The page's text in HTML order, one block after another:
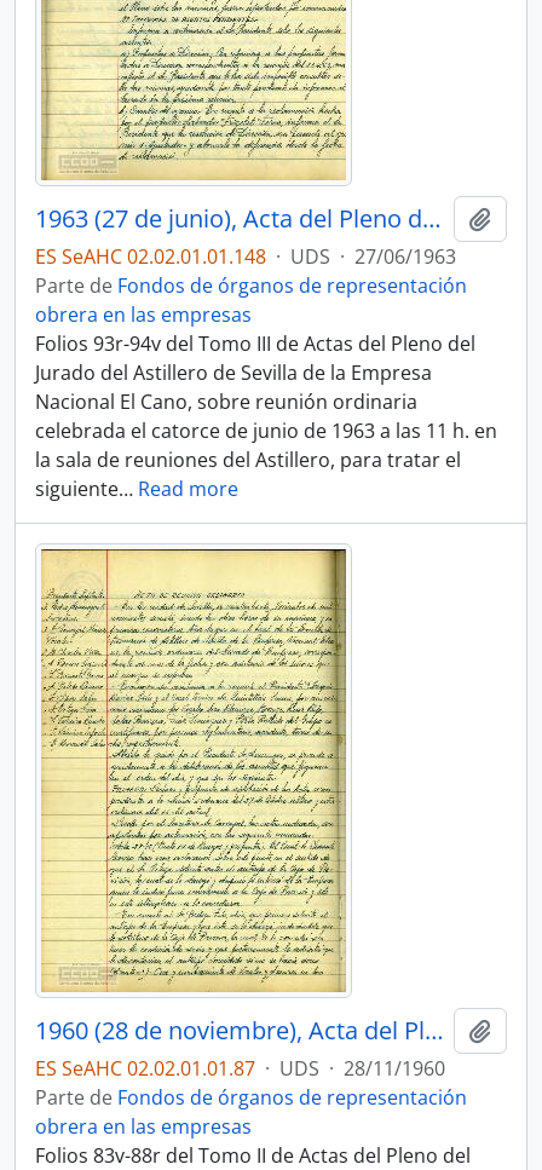
1963 (27 de junio), Acta del Pleno del Jurado de Empresa
ES SeAHC 02.02.01.01.148 · UDS · 27/06/1963
Parte de Fondos de órganos de representación
obrera en las empresas
Folios 93r-94v del Tomo III de Actas del Pleno del
Jurado del Astillero de Sevilla de la Empresa
Nacional El Cano, sobre reunión ordinaria
celebrada el catorce de junio de 1963 a las 11 h. en
la sala de reuniones del Astillero, para tratar el
siguiente… Read more
1960 (28 de noviembre), Acta del Pleno del Jurado de Empresa
ES SeAHC 02.02.01.01.87 · UDS · 28/11/1960
Parte de Fondos de órganos de representación
obrera en las empresas
Folios 83v-88r del Tomo II de Actas del Pleno del